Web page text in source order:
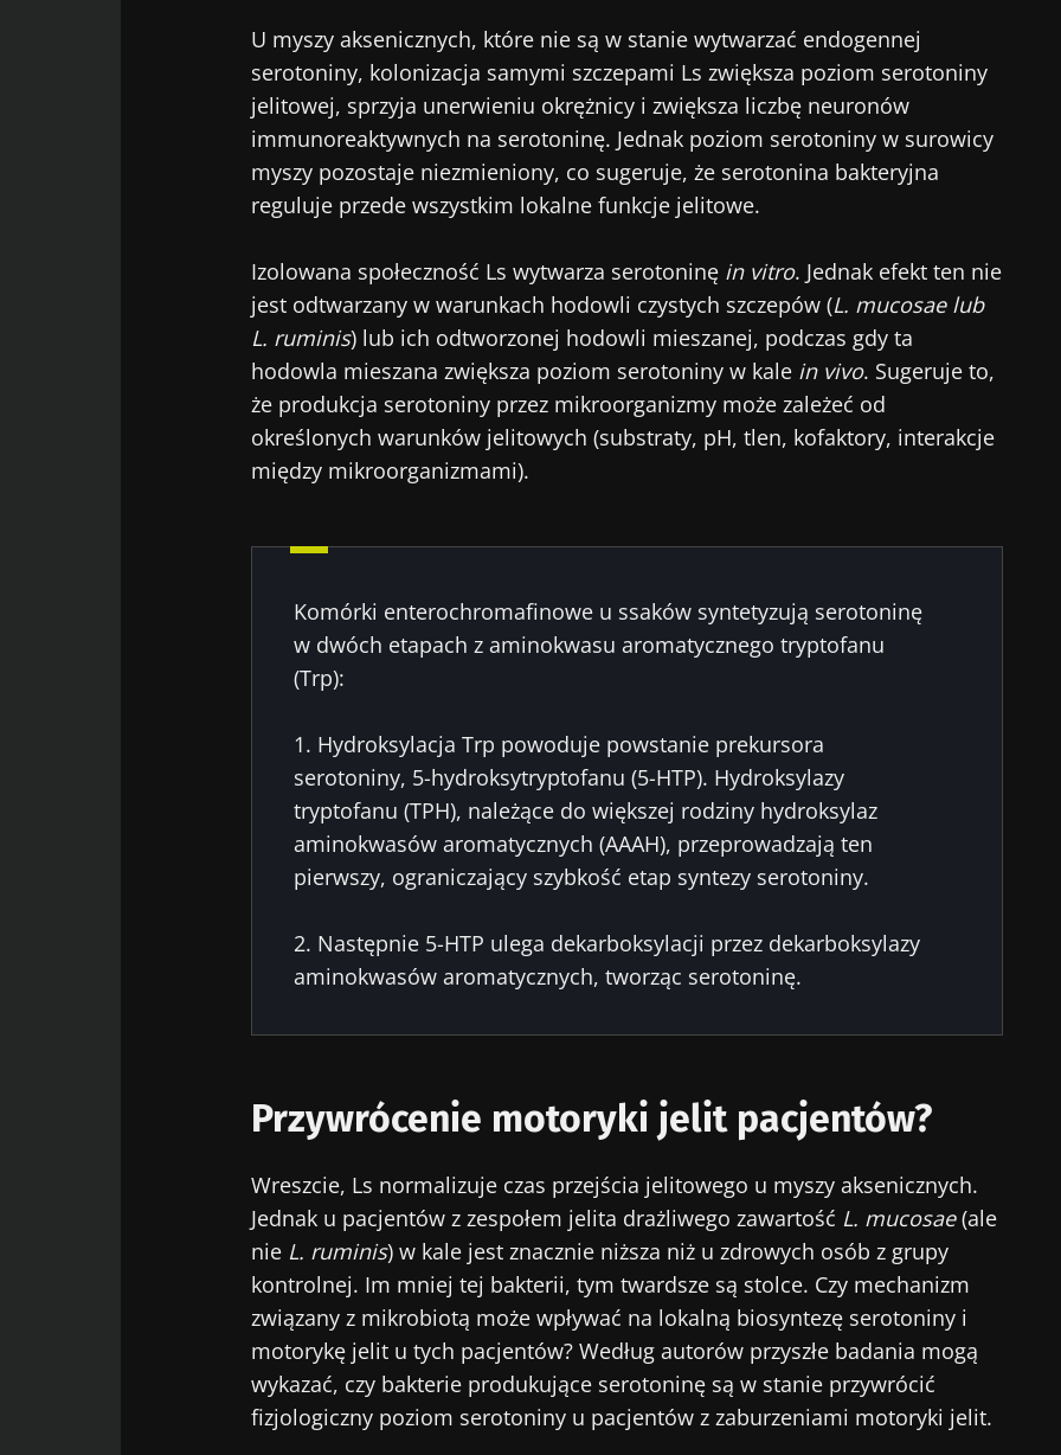
U myszy aksenicznych, które nie są w stanie wytwarzać endogennej
serotoniny, kolonizacja samymi szczepami Ls zwiększa poziom serotoniny
jelitowej, sprzyja unerwieniu okrężnicy i zwiększa liczbę neuronów
immunoreaktywnych na serotoninę. Jednak poziom serotoniny w surowicy
myszy pozostaje niezmieniony, co sugeruje, że serotonina bakteryjna
reguluje przede wszystkim lokalne funkcje jelitowe.
Izolowana społeczność Ls wytwarza serotoninę in vitro. Jednak efekt ten nie
jest odtwarzany w warunkach hodowli czystych szczepów (L. mucosae lub
L. ruminis) lub ich odtworzonej hodowli mieszanej, podczas gdy ta
hodowla mieszana zwiększa poziom serotoniny w kale in vivo. Sugeruje to,
że produkcja serotoniny przez mikroorganizmy może zależeć od
określonych warunków jelitowych (substraty, pH, tlen, kofaktory, interakcje
między mikroorganizmami).
Komórki enterochromafinowe u ssaków syntetyzują serotoninę
w dwóch etapach z aminokwasu aromatycznego tryptofanu
(Trp):
1. Hydroksylacja Trp powoduje powstanie prekursora
serotoniny, 5-hydroksytryptofanu (5-HTP). Hydroksylazy
tryptofanu (TPH), należące do większej rodziny hydroksylaz
aminokwasów aromatycznych (AAAH), przeprowadzają ten
pierwszy, ograniczający szybkość etap syntezy serotoniny.
2. Następnie 5-HTP ulega dekarboksylacji przez dekarboksylazy
aminokwasów aromatycznych, tworząc serotoninę.
Przywrócenie motoryki jelit pacjentów?
Wreszcie, Ls normalizuje czas przejścia jelitowego u myszy aksenicznych.
Jednak u pacjentów z zespołem jelita drażliwego zawartość L. mucosae(ale
nie L. ruminis) w kale jest znacznie niższa niż u zdrowych osób z grupy
kontrolnej. Im mniej tej bakterii, tym twardsze są stolce. Czy mechanizm
związany z mikrobiotą może wpływać na lokalną biosyntezę serotoniny i
motorykę jelit u tych pacjentów? Według autorów przyszłe badania mogą
wykazać, czy bakterie produkujące serotoninę są w stanie przywrócić
fizjologiczny poziom serotoniny u pacjentów z zaburzeniami motoryki jelit.
* Pole obowiązkowe
BMI 20-35
23/07/2026
Wpływ mikrobioty na
reprodukcyjne
Przeczytaj artykuł
16/07/2026
Wewnętrzna
grubego niezależnym
wskaźnikiem
prognostycznym?
Przeczytaj artykuł
mięśni